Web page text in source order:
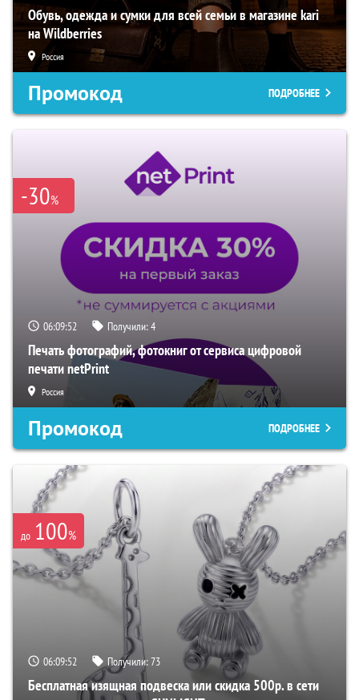
Обувь, одежда и сумки для всей семьи в магазине kari
на Wildberries
Россия
Промокод ПОДРОБНЕЕ
-30%
06:09:51 Получили:4
Печать фотографий, фотокниг от сервиса цифровой
печати netPrint
Россия
Промокод ПОДРОБНЕЕ
до 100%
06:09:51 Получили:73
Бесплатная изящная подвеска или скидка 500р. в сети